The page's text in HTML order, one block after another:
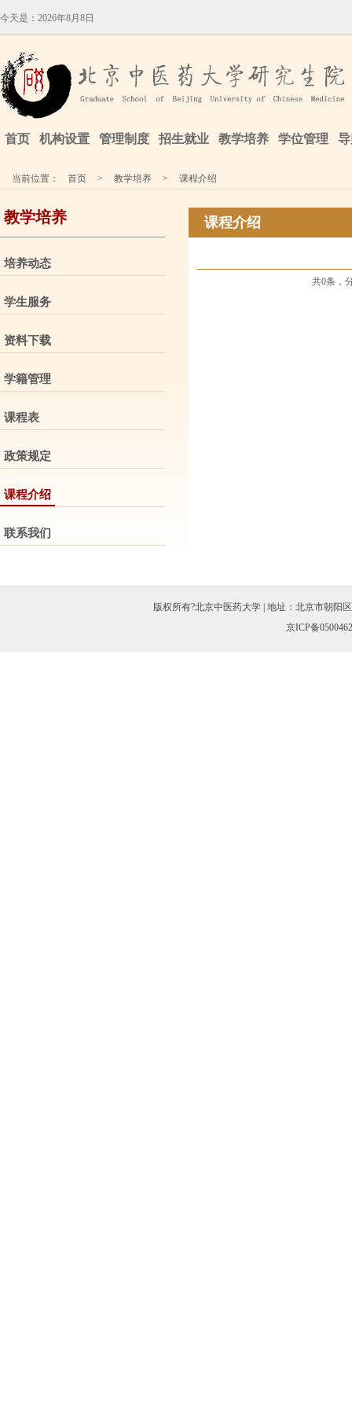
今天是： 2026年8月8日
首页 机构设置 管理制度 招生就业 教学培养 学位管理
当前位置： 首页 > 教学培养 > 课程介绍
教学培养
培养动态
学生服务
资料下载
学籍管理
课程表
政策规定
课程介绍
联系我们
课程介绍
共0条，
版权所有?北京中医药大学 | 地址：北京市朝阳
京ICP备